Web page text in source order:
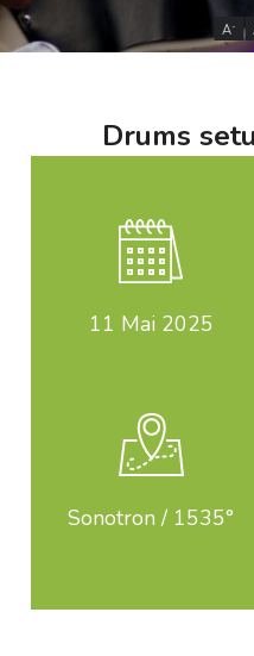
A-
Drums
11 Mai 2025
Sonotron / 1535°